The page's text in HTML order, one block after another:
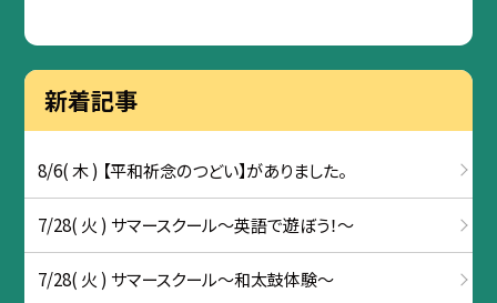
新着記事
8/6( 木 ) 【平和祈念のつどい】がありました。
7/28( 火 ) サマースクール～英語で遊ぼう！～
7/28( 火 ) サマースクール～和太鼓体験～